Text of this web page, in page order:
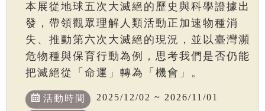
本展從地球五次大滅絕的歷史與科學證據出
發，帶領觀眾理解人類活動正加速物種消
失、推動第六次大滅絕的現況，並以臺灣瀕
危物種與保育行動為例，思考我們是否仍能
把滅絕從「命運」轉為「機會」。
活動時間 2025/12/02 ~ 2026/11/01